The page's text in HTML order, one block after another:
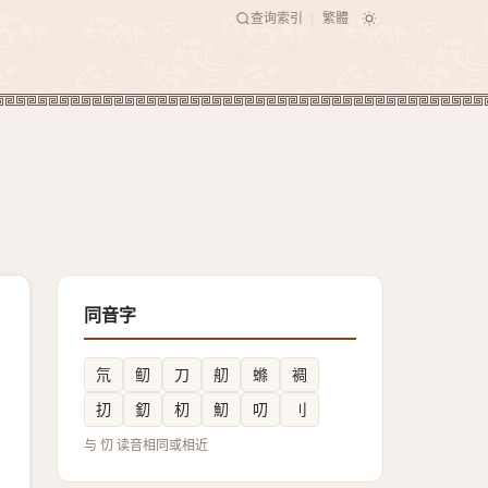
查询索引 繁體
同音字
氘 鱽 刀 舠 螩
裯
㧅
釖 朷 魛 叨 刂
与 忉 读音相同或相近